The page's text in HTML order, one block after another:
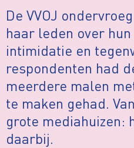
De VVOJ
haar leden over
intimidatie en
respondenten had
meerdere malen
te maken gehad.
grote mediahuizen:
daarbij.